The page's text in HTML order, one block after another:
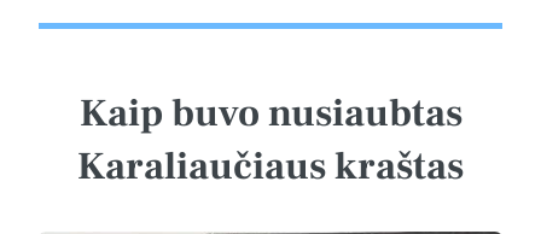
Kaip buvo nusiaubtas
Karaliaučiaus kraštas